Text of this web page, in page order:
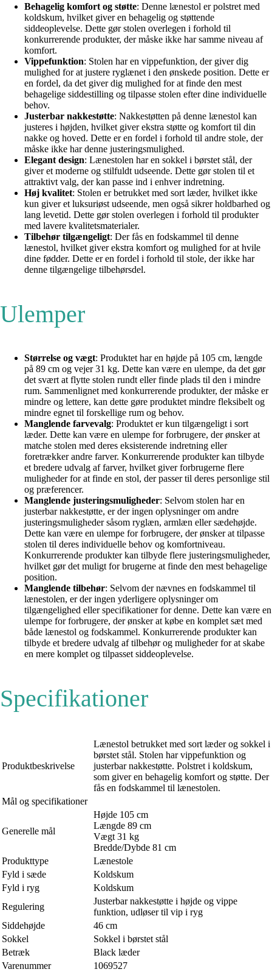
Behagelig komfort og støtte: Denne lænestol er polstret med
koldskum, hvilket giver en behagelig og støttende
siddeoplevelse. Dette gør stolen overlegen i forhold til
konkurrerende produkter, der måske ikke har samme niveau af
komfort.
Vippefunktion: Stolen har en vippefunktion, der giver dig
mulighed for at justere ryglænet i den ønskede position. Dette er
en fordel, da det giver dig mulighed for at finde den mest
behagelige siddestilling og tilpasse stolen efter dine individuelle
behov.
Justerbar nakkestøtte: Nakkestøtten på denne lænestol kan
justeres i højden, hvilket giver ekstra støtte og komfort til din
nakke og hoved. Dette er en fordel i forhold til andre stole, der
måske ikke har denne justeringsmulighed.
Elegant design: Lænestolen har en sokkel i børstet stål, der
giver et moderne og stilfuldt udseende. Dette gør stolen til et
attraktivt valg, der kan passe ind i enhver indretning.
Høj kvalitet: Stolen er betrukket med sort læder, hvilket ikke
kun giver et luksuriøst udseende, men også sikrer holdbarhed og
lang levetid. Dette gør stolen overlegen i forhold til produkter
med lavere kvalitetsmaterialer.
Tilbehør tilgængeligt: Der fås en fodskammel til denne
lænestol, hvilket giver ekstra komfort og mulighed for at hvile
dine fødder. Dette er en fordel i forhold til stole, der ikke har
denne tilgængelige tilbehørsdel.
Ulemper
Størrelse og vægt: Produktet har en højde på 105 cm, længde
på 89 cm og vejer 31 kg. Dette kan være en ulempe, da det gør
det svært at flytte stolen rundt eller finde plads til den i mindre
rum. Sammenlignet med konkurrerende produkter, der måske er
mindre og lettere, kan dette gøre produktet mindre fleksibelt og
mindre egnet til forskellige rum og behov.
Manglende farvevalg: Produktet er kun tilgængeligt i sort
læder. Dette kan være en ulempe for forbrugere, der ønsker at
matche stolen med deres eksisterende indretning eller
foretrækker andre farver. Konkurrerende produkter kan tilbyde
et bredere udvalg af farver, hvilket giver forbrugerne flere
muligheder for at finde en stol, der passer til deres personlige stil
og præferencer.
Manglende justeringsmuligheder: Selvom stolen har en
justerbar nakkestøtte, er der ingen oplysninger om andre
justeringsmuligheder såsom ryglæn, armlæn eller sædehøjde.
Dette kan være en ulempe for forbrugere, der ønsker at tilpasse
stolen til deres individuelle behov og komfortniveau.
Konkurrerende produkter kan tilbyde flere justeringsmuligheder,
hvilket gør det muligt for brugerne at finde den mest behagelige
position.
Manglende tilbehør: Selvom der nævnes en fodskammel til
lænestolen, er der ingen yderligere oplysninger om
tilgængelighed eller specifikationer for denne. Dette kan være en
ulempe for forbrugere, der ønsker at købe en komplet sæt med
både lænestol og fodskammel. Konkurrerende produkter kan
tilbyde et bredere udvalg af tilbehør og muligheder for at skabe
en mere komplet og tilpasset siddeoplevelse.
Specifikationer
Produktbeskrivelse
Lænestol betrukket med sort læder og sokkel i
børstet stål. Stolen har vippefunktion og
justerbar nakkestøtte. Polstret i koldskum,
som giver en behagelig komfort og støtte. Der
fås en fodskammel til lænestolen.
Mål og specifikationer
Generelle mål
Højde 105 cm
Længde 89 cm
Vægt 31 kg
Bredde/Dybde 81 cm
Produkttype
Lænestole
Fyld i sæde
Koldskum
Fyld i ryg
Koldskum
Regulering
Justerbar nakkestøtte i højde og vippe
funktion, udløser til vip i ryg
Siddehøjde
46 cm
Sokkel
Sokkel i børstet stål
Betræk
Black læder
Varenummer
1069527